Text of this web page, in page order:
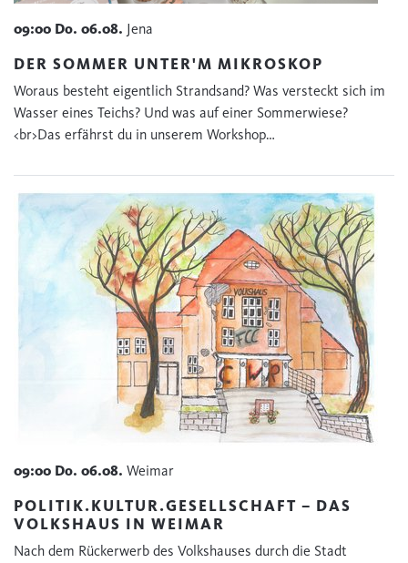
09:00 Do. 06.08. Jena
DER SOMMER UNTER'M MIKROSKOP
Woraus besteht eigentlich Strandsand? Was versteckt sich im
Wasser eines Teichs? Und was auf einer Sommerwiese?
<br>Das erfährst du in unserem Workshop…
09:00 Do. 06.08. Weimar
POLITIK.KULTUR.GESELLSCHAFT – DAS
VOLKSHAUS IN WEIMAR
Nach dem Rückerwerb des Volkshauses durch die Stadt